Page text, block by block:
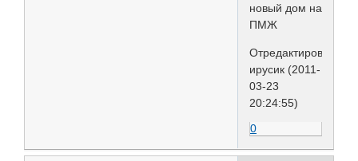
новый дом на
ПМЖ
Отредактировано
ирусик (2011-
03-23
20:24:55)
0